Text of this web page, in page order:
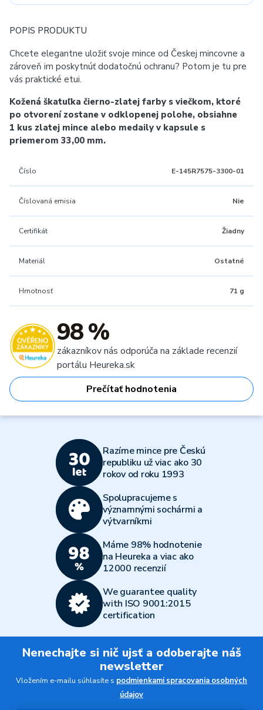
POPIS PRODUKTU
Chcete elegantne uložiť svoje mince od Českej mincovne a
zároveň im poskytnúť dodatočnú ochranu? Potom je tu pre
vás praktické etui.
Kožená škatuľka čierno-zlatej farby s viečkom, ktoré
po otvorení zostane v odklopenej polohe, obsiahne
1 kus zlatej mince alebo medaily v kapsule s
priemerom 33,00 mm.
Číslo E-145R7575-3300-01
Číslovaná emisia Nie
Certifikát Žiadny
Materiál Ostatné
Hmotnosť 71 g
98 %
zákazníkov nás odporúča na základe recenzií
portálu Heureka.sk
Prečítať hodnotenia
Razíme mince pre Českú
republiku už viac ako 30
rokov od roku 1993
Spolupracujeme s
významnými sochármi a
výtvarníkmi
Máme 98% hodnotenie
na Heureka a viac ako
12000 recenzií
We guarantee quality
with ISO 9001:2015
certification
Nenechajte si nič ujsť a odoberajte náš
newsletter
Vložením e-mailu súhlasíte s podmienkami spracovania osobných
údajov